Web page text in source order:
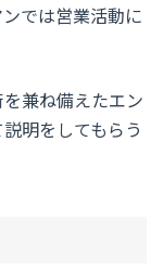
では営業活動に
兼ね備えたエン
明をしてもらう